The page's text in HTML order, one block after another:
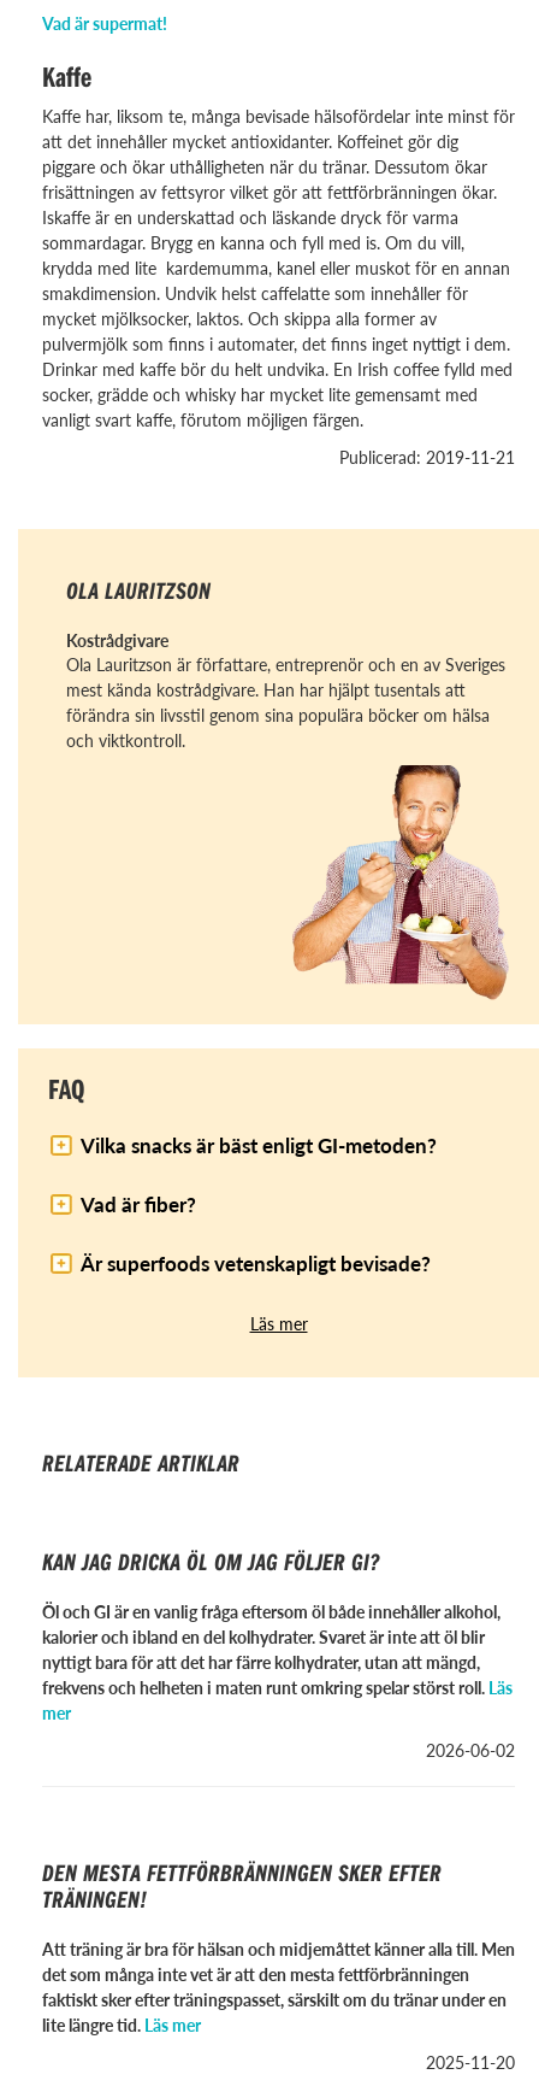
Vad är supermat!
Kaffe
Kaffe har, liksom te, många bevisade hälsofördelar inte minst för
att det innehåller mycket antioxidanter. Koffeinet gör dig
piggare och ökar uthålligheten när du tränar. Dessutom ökar
frisättningen av fettsyror vilket gör att fettförbränningen ökar.
Iskaffe är en underskattad och läskande dryck för varma
sommardagar. Brygg en kanna och fyll med is. Om du vill,
krydda med lite kardemumma, kanel eller muskot för en annan
smakdimension. Undvik helst caffelatte som innehåller för
mycket mjölksocker, laktos. Och skippa alla former av
pulvermjölk som finns i automater, det finns inget nyttigt i dem.
Drinkar med kaffe bör du helt undvika. En Irish coffee fylld med
socker, grädde och whisky har mycket lite gemensamt med
vanligt svart kaffe, förutom möjligen färgen.
Publicerad: 2019-11-21
OLA LAURITZSON
Kostrådgivare
Ola Lauritzson är författare, entreprenör och en av Sveriges
mest kända kostrådgivare. Han har hjälpt tusentals att
förändra sin livsstil genom sina populära böcker om hälsa
och viktkontroll.
FAQ
Vilka snacks är bäst enligt GI-metoden?
Vad är fiber?
Är superfoods vetenskapligt bevisade?
Läs mer
RELATERADE ARTIKLAR
KAN JAG DRICKA ÖL OM JAG FÖLJER GI?
Öl och GI är en vanlig fråga eftersom öl både innehåller alkohol,
kalorier och ibland en del kolhydrater. Svaret är inte att öl blir
nyttigt bara för att det har färre kolhydrater, utan att mängd,
frekvens och helheten i maten runt omkring spelar störst roll. Läs
mer
2026-06-02
DEN MESTA FETTFÖRBRÄNNINGEN SKER EFTER
TRÄNINGEN!
Att träning är bra för hälsan och midjemåttet känner alla till. Men
det som många inte vet är att den mesta fettförbränningen
faktiskt sker efter träningspasset, särskilt om du tränar under en
lite längre tid. Läs mer
2025-11-20